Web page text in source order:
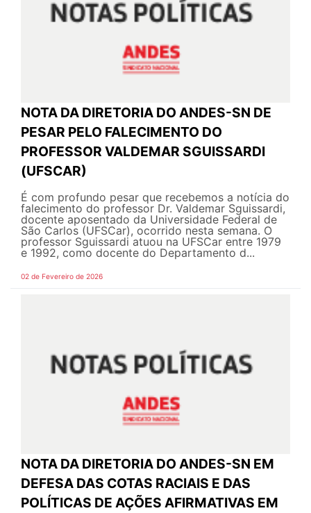
NOTA DA DIRETORIA DO ANDES-SN DE
PESAR PELO FALECIMENTO DO
PROFESSOR VALDEMAR SGUISSARDI
(UFSCAR)
É com profundo pesar que recebemos a notícia do
falecimento do professor Dr. Valdemar Sguissardi,
docente aposentado da Universidade Federal de
São Carlos (UFSCar), ocorrido nesta semana. O
professor Sguissardi atuou na UFSCar entre 1979
e 1992, como docente do Departamento d...
02 de Fevereiro de 2026
NOTA DA DIRETORIA DO ANDES-SN EM
DEFESA DAS COTAS RACIAIS E DAS
POLÍTICAS DE AÇÕES AFIRMATIVAS EM